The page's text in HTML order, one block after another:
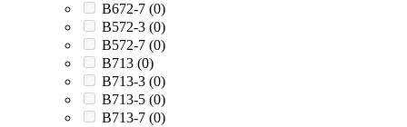
B672-7 (0)
B572-3 (0)
B572-7 (0)
B713 (0)
B713-3 (0)
B713-5 (0)
B713-7 (0)